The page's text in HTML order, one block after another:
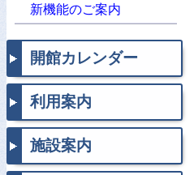
新機能のご案内
開館カレンダー
利用案内
施設案内